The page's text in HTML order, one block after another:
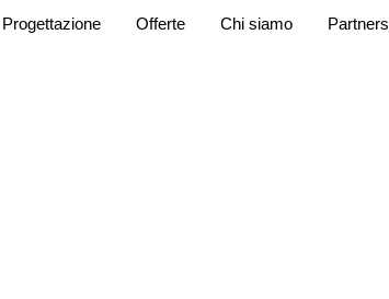
Progettazione Offerte Chi siamo Partners